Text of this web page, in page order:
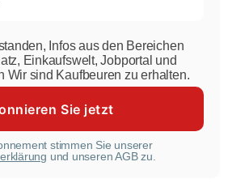
Infos aus den Bereichen
Einkaufswelt, Jobportal und
Wir sind Kaufbeuren zu erhalten.
stimmen Sie unserer
und unseren AGB zu.